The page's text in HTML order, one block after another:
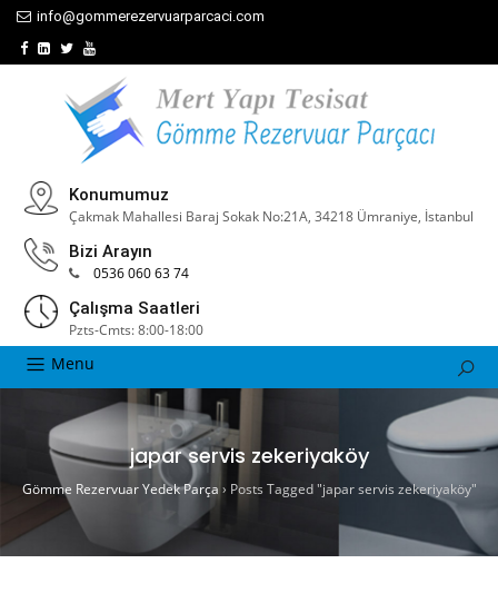
info@gommerezervuarparcaci.com
Konumumuz
Çakmak Mahallesi Baraj Sokak No:21A, 34218 Ümraniye, İstanbul
Bizi Arayın
0536 060 63 74
Çalışma Saatleri
Pzts-Cmts: 8:00-18:00
Menu
japar servis zekeriyaköy
Gömme Rezervuar Yedek Parça › Posts Tagged "japar servis zekeriyaköy"